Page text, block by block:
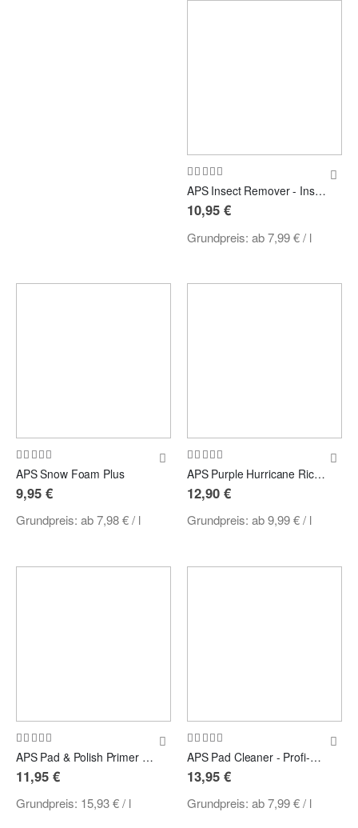
Bewertung:
100% APS Insect Remover - Insektenentferner, Insektenlöser
10,95 €
Grundpreis: ab7,99 €/ l
Bewertung:
97%
APS Snow Foam Plus
9,95 €
Grundpreis: ab7,98 €/ l
Bewertung:
80% APS Purple Hurricane Rich Foam and Slick Shampoo ph-neutral
12,90 €
Grundpreis: ab9,99 €/ l
Bewertung:
100% APS Pad & Polish Primer - Polierschwamm & Politur Befeuchter 750ml
11,95 €
Grundpreis: 15,93 €/ l
Bewertung:
100% APS Pad Cleaner - Profi-Polierpad-Reiniger
13,95 €
Grundpreis: ab7,99 €/ l